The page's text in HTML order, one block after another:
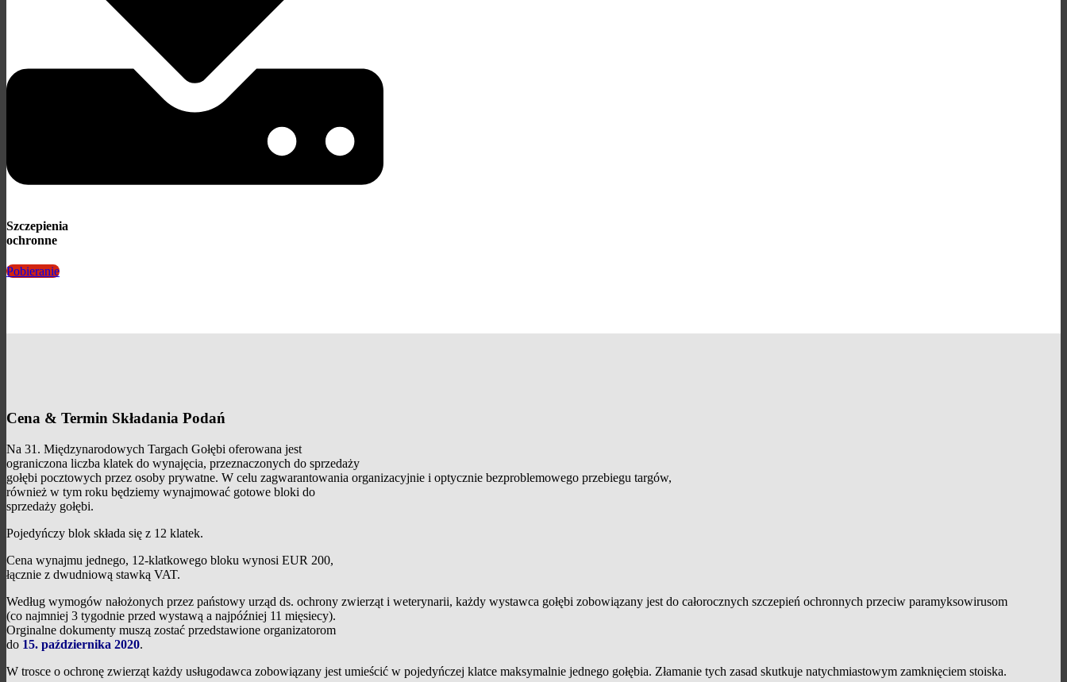
Szczepienia
ochronne
Pobieranie
Cena & Termin Składania Podań
Na 31. Międzynarodowych Targach Gołębi oferowana jest
ograniczona liczba klatek do wynajęcia, przeznaczonych do sprzedaży
gołębi pocztowych przez osoby prywatne. W celu zagwarantowania organizacyjnie i optycznie bezproblemowego przebiegu targów,
również w tym roku będziemy wynajmować gotowe bloki do
sprzedaży gołębi.
Pojedyńczy blok składa się z 12 klatek.
Cena wynajmu jednego, 12-klatkowego bloku wynosi EUR 200,
łącznie z dwudniową stawką VAT.
Według wymogów nałożonych przez państowy urząd ds. ochrony zwierząt i weterynarii, każdy wystawca gołębi zobowiązany jest do całorocznych szczepień ochronnych przeciw paramyksowirusom
(co najmniej 3 tygodnie przed wystawą a najpóźniej 11 mięsiecy).
Orginalne dokumenty muszą zostać przedstawione organizatorom
do 15. października 2020.
W trosce o ochronę zwierząt każdy usługodawca zobowiązany jest umieścić w pojedyńczej klatce maksymalnie jednego gołębia. Złamanie tych zasad skutkuje natychmiastowym zamknięciem stoiska.